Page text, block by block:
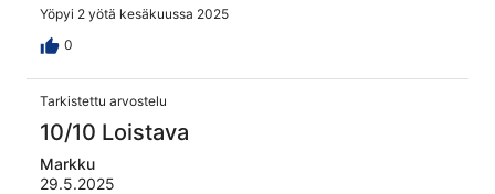
Yöpyi 2 yötä kesäkuussa 2025
0
Tarkistettu arvostelu
10/10 Loistava
Markku
29.5.2025